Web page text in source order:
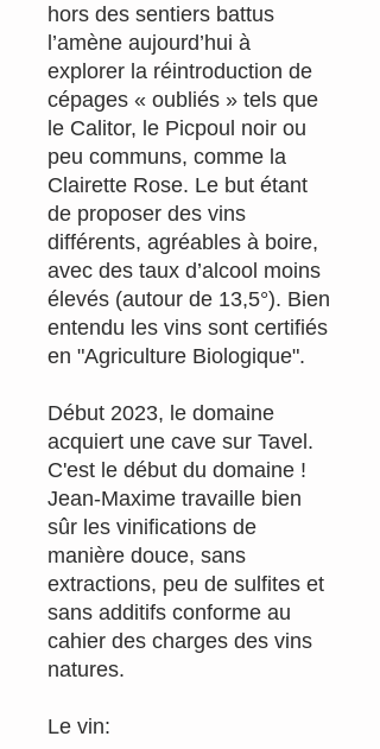
hors des sentiers battus
l’amène aujourd’hui à
explorer la réintroduction de
cépages « oubliés » tels que
le Calitor, le Picpoul noir ou
peu communs, comme la
Clairette Rose. Le but étant
de proposer des vins
différents, agréables à boire,
avec des taux d’alcool moins
élevés (autour de 13,5°). Bien
entendu les vins sont certifiés
en "Agriculture Biologique".
Début 2023, le domaine
acquiert une cave sur Tavel.
C'est le début du domaine !
Jean-Maxime travaille bien
sûr les vinifications de
manière douce, sans
extractions, peu de sulfites et
sans additifs conforme au
cahier des charges des vins
natures.
Le vin: